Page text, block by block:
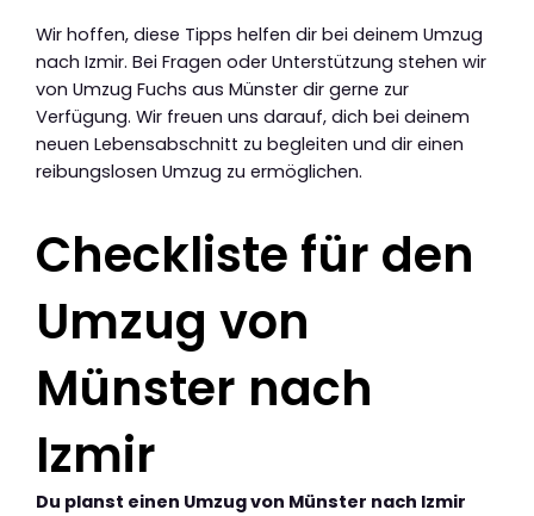
Wir hoffen, diese Tipps helfen dir bei deinem Umzug
nach Izmir. Bei Fragen oder Unterstützung stehen wir
von Umzug Fuchs aus Münster dir gerne zur
Verfügung. Wir freuen uns darauf, dich bei deinem
neuen Lebensabschnitt zu begleiten und dir einen
reibungslosen Umzug zu ermöglichen.
Checkliste für den
Umzug von
Münster nach
Izmir
Du planst einen Umzug von Münster nach Izmir